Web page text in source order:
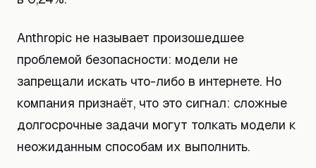
Anthropic не называет произошедшее
проблемой безопасности: модели не
запрещали искать что-либо в интернете. Но
компания признаёт, что это сигнал: сложные
долгосрочные задачи могут толкать модели к
неожиданным способам их выполнить.